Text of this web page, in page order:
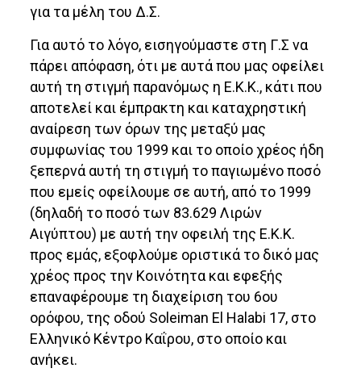
για τα μέλη του Δ.Σ.
Για αυτό το λόγο, εισηγούμαστε στη Γ.Σ να
πάρει απόφαση, ότι με αυτά που μας οφείλει
αυτή τη στιγμή παρανόμως η Ε.Κ.Κ., κάτι που
αποτελεί και έμπρακτη και καταχρηστική
αναίρεση των όρων της μεταξύ μας
συμφωνίας του 1999 και το οποίο χρέος ήδη
ξεπερνά αυτή τη στιγμή το παγιωμένο ποσό
που εμείς οφείλουμε σε αυτή, από το 1999
(δηλαδή το ποσό των 83.629 Λιρών
Αιγύπτου) με αυτή την οφειλή της Ε.Κ.Κ.
προς εμάς, εξοφλούμε οριστικά το δικό μας
χρέος προς την Κοινότητα και εφεξής
επαναφέρουμε τη διαχείριση του 6ου
ορόφου, της οδού Soleiman El Halabi 17, στο
Ελληνικό Κέντρο Καΐρου, στο οποίο και
ανήκει.